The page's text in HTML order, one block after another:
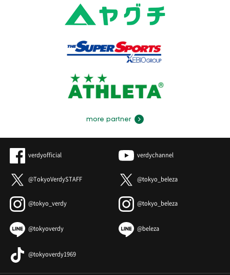
more partner
verdyofficial verdychannel
@TokyoVerdySTAFF @tokyo_beleza
@tokyo_verdy @tokyo_beleza
@tokyoverdy @beleza
@tokyoverdy1969